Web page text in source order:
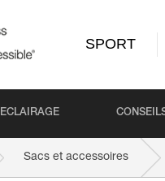
SPORT
ECLAIRAGE
Sacs et accessoires